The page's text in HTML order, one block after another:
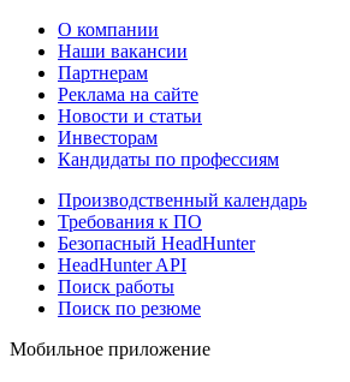
О компании
Наши вакансии
Партнерам
Реклама на сайте
Новости и статьи
Инвесторам
Кандидаты по профессиям
Производственный календарь
Требования к ПО
Безопасный HeadHunter
HeadHunter API
Поиск работы
Поиск по резюме
Мобильное приложение